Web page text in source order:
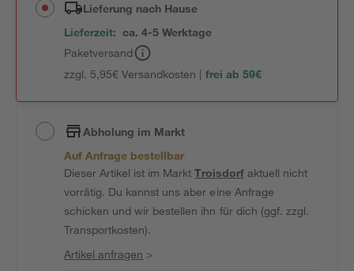
Lieferung nach Hause
Lieferzeit: ca. 4-5 Werktage
Paketversand
zzgl. 5,95€ Versandkosten | frei ab 59€
Abholung im Markt
Auf Anfrage bestellbar
Dieser Artikel ist im MarktTroisdorfaktuell nicht
vorrätig. Du kannst uns aber eine Anfrage
schicken und wir bestellen ihn für dich (ggf. zzgl.
Transportkosten).
Artikel anfragen >